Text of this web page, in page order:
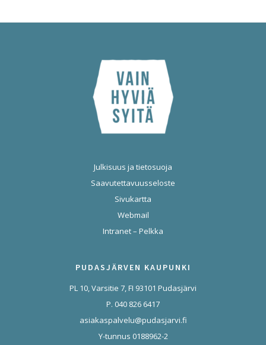
Julkisuus ja tietosuoja
Saavutettavuusseloste
Sivukartta
Webmail
Intranet – Pelkka
PUDASJÄRVEN KAUPUNKI
PL 10, Varsitie 7, FI 93101 Pudasjärvi
P. 040 826 6417
asiakaspalvelu@pudasjarvi.fi
Y-tunnus 0188962-2